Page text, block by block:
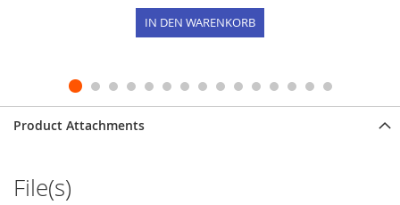
IN DEN WARENKORB
Product Attachments
File(s)